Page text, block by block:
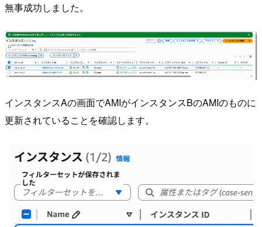
無事成功しました。
インスタンスAの画面でAMIがインスタンスBのAMIのものに
更新されていることを確認します。